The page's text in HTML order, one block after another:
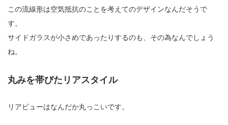
この流線形は空気抵抗のことを考えてのデザインなんだそうで
す。
サイドガラスが小さめであったりするのも、その為なんでしょう
ね。
丸みを帯びたリアスタイル
リアビューはなんだか丸っこいです。